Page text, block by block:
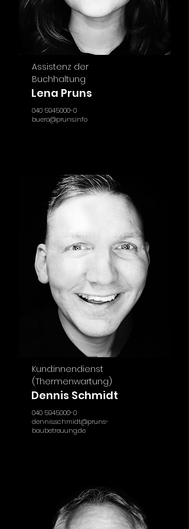
Assistenz der
Buchhaltung
Lena Pruns
040 5945000-0
buero@pruns.info
Kund:innendienst
(Thermenwartung)
Dennis Schmidt
040 5945000-0
dennis.schmidt@pruns-
baubetreuung.de